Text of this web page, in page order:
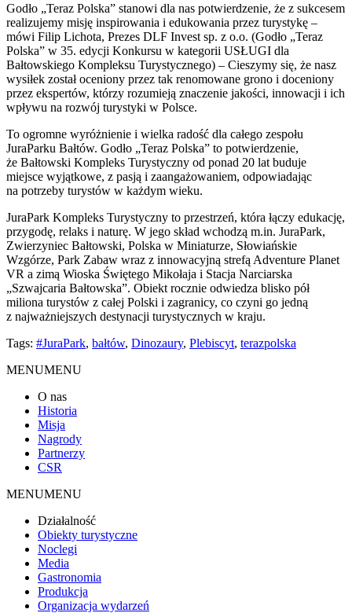
Godło „Teraz Polska” stanowi dla nas potwierdzenie, że z sukcesem
realizujemy misję inspirowania i edukowania przez turystykę –
mówi Filip Lichota, Prezes DLF Invest sp. z o.o. (Godło „Teraz
Polska” w 35. edycji Konkursu w kategorii USŁUGI dla
Bałtowskiego Kompleksu Turystycznego) – Cieszymy się, że nasz
wysiłek został oceniony przez tak renomowane grono i doceniony
przez ekspertów, którzy rozumieją znaczenie jakości, innowacji i ich
wpływu na rozwój turystyki w Polsce.
To ogromne wyróżnienie i wielka radość dla całego zespołu
JuraParku Bałtów. Godło „Teraz Polska” to potwierdzenie,
że Bałtowski Kompleks Turystyczny od ponad 20 lat buduje
miejsce wyjątkowe, z pasją i zaangażowaniem, odpowiadając
na potrzeby turystów w każdym wieku.
JuraPark Kompleks Turystyczny to przestrzeń, która łączy edukację,
przygodę, relaks i naturę. W jego skład wchodzą m.in. JuraPark,
Zwierzyniec Bałtowski, Polska w Miniaturze, Słowiańskie
Wzgórze, Park Zabaw wraz z innowacyjną strefą Adventure Planet
VR a zimą Wioska Świętego Mikołaja i Stacja Narciarska
„Szwajcaria Bałtowska”. Obiekt rocznie odwiedza blisko pół
miliona turystów z całej Polski i zagranicy, co czyni go jedną
z najważniejszych destynacji turystycznych w kraju.
Tags: #JuraPark, bałtów, Dinozaury, Plebiscyt, terazpolska
MENUMENU
O nas
Historia
Misja
Nagrody
Partnerzy
CSR
MENUMENU
Działalność
Obiekty turystyczne
Noclegi
Media
Gastronomia
Produkcja
Organizacja wydarzeń